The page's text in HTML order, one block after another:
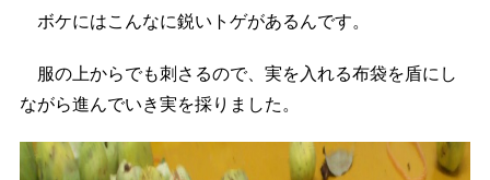
ボケにはこんなに鋭いトゲがあるんです。
服の上からでも刺さるので、実を入れる布袋を盾にし
ながら進んでいき実を採りました。